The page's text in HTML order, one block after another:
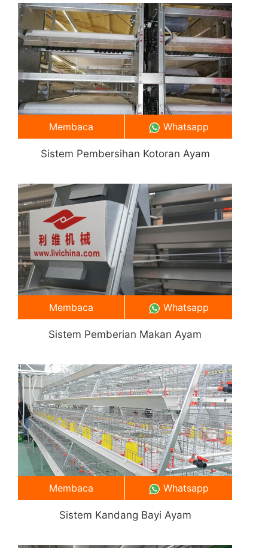
Sistem Pembersihan Kotoran Ayam
Membaca Whatsapp
Sistem Pemberian Makan Ayam
Membaca Whatsapp
Sistem Kandang Bayi Ayam
Membaca Whatsapp